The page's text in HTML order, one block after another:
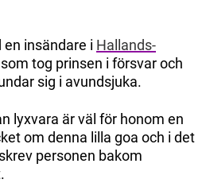
insändare i Hallands-
tog prinsen i försvar och
sig i avundsjuka.
lyxvara är väl för honom en
om denna lilla goa och i det
personen bakom